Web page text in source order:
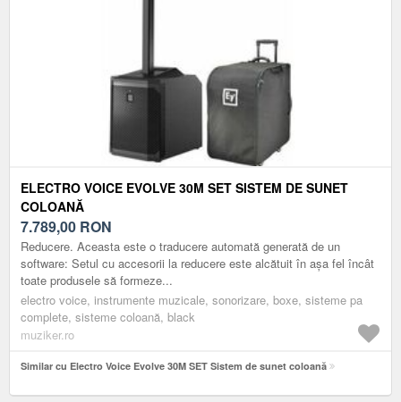
ELECTRO VOICE EVOLVE 30M SET SISTEM DE SUNET
COLOANĂ
7.789,00 RON
Reducere. Aceasta este o traducere automată generată de un
software: Setul cu accesorii la reducere este alcătuit în așa fel încât
toate produsele să formeze...
electro voice, instrumente muzicale, sonorizare, boxe, sisteme pa
complete, sisteme coloană, black
muziker.ro
Similar cu Electro Voice Evolve 30M SET Sistem de sunet coloană